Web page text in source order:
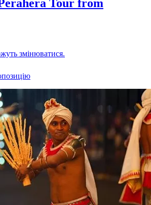
Tour from
змінюватися.